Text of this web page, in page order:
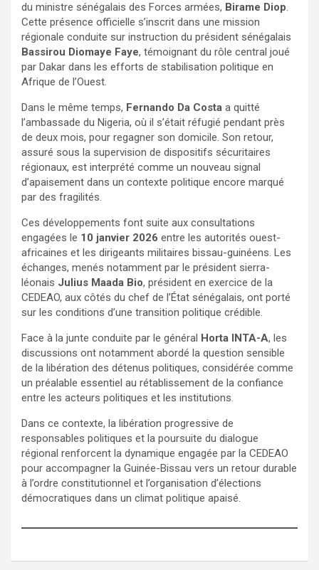
du ministre sénégalais des Forces armées, Birame Diop.
Cette présence officielle s’inscrit dans une mission
régionale conduite sur instruction du président sénégalais
Bassirou Diomaye Faye, témoignant du rôle central joué
par Dakar dans les efforts de stabilisation politique en
Afrique de l’Ouest.
Dans le même temps, Fernando Da Costa a quitté
l’ambassade du Nigeria, où il s’était réfugié pendant près
de deux mois, pour regagner son domicile. Son retour,
assuré sous la supervision de dispositifs sécuritaires
régionaux, est interprété comme un nouveau signal
d’apaisement dans un contexte politique encore marqué
par des fragilités.
Ces développements font suite aux consultations
engagées le 10 janvier 2026 entre les autorités ouest-
africaines et les dirigeants militaires bissau-guinéens. Les
échanges, menés notamment par le président sierra-
léonais Julius Maada Bio, président en exercice de la
CEDEAO, aux côtés du chef de l’État sénégalais, ont porté
sur les conditions d’une transition politique crédible.
Face à la junte conduite par le général Horta INTA-A, les
discussions ont notamment abordé la question sensible
de la libération des détenus politiques, considérée comme
un préalable essentiel au rétablissement de la confiance
entre les acteurs politiques et les institutions.
Dans ce contexte, la libération progressive de
responsables politiques et la poursuite du dialogue
régional renforcent la dynamique engagée par la CEDEAO
pour accompagner la Guinée-Bissau vers un retour durable
à l’ordre constitutionnel et l’organisation d’élections
démocratiques dans un climat politique apaisé.